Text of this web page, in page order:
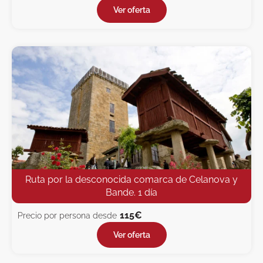
Ver oferta
Ruta por la desconocida comarca de Celanova y
Bande. 1 día
Precio por persona desde 115€
Ver oferta